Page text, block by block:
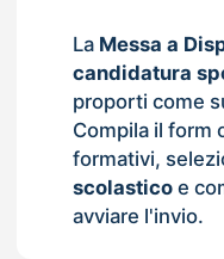
La Messa a
candidatura
proporti come
Compila il form
formativi,
scolasticoe
avviare l'invio.